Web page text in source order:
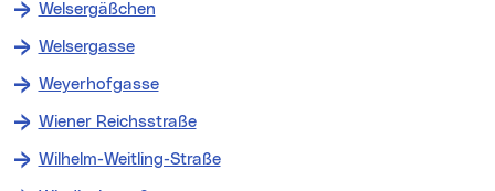
Welsergäßchen
Welsergasse
Weyerhofgasse
Wiener Reichsstraße
Wilhelm-Weitling-Straße